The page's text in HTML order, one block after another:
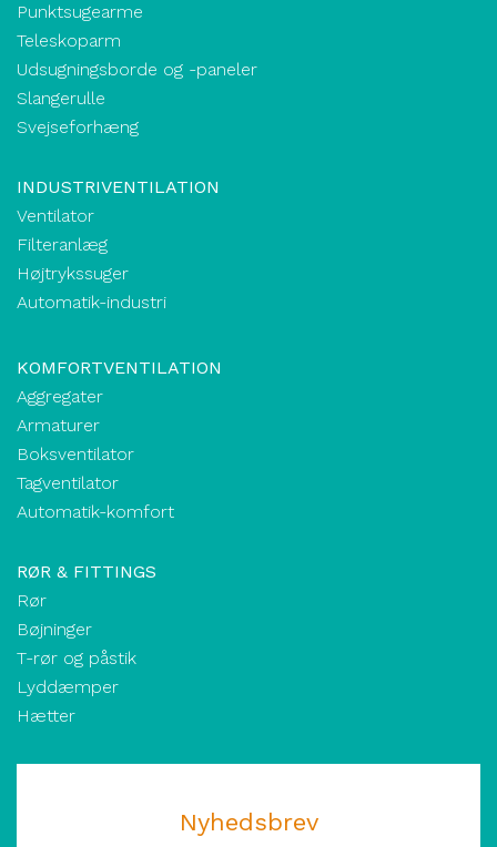
Punktsugearme
Teleskoparm
Udsugningsborde og -paneler
Slangerulle
Svejseforhæng
INDUSTRIVENTILATION
Ventilator
Filteranlæg
Højtrykssuger
Automatik-industri
KOMFORTVENTILATION
Aggregater
Armaturer
Boksventilator
Tagventilator
Automatik-komfort
RØR & FITTINGS
Rør
Bøjninger
T-rør og påstik
Lyddæmper
Hætter
Nyhedsbrev